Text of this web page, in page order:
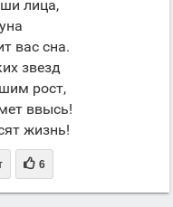
лица,
вас сна.
звезд
рост,
ввысь!
жизнь!
 6